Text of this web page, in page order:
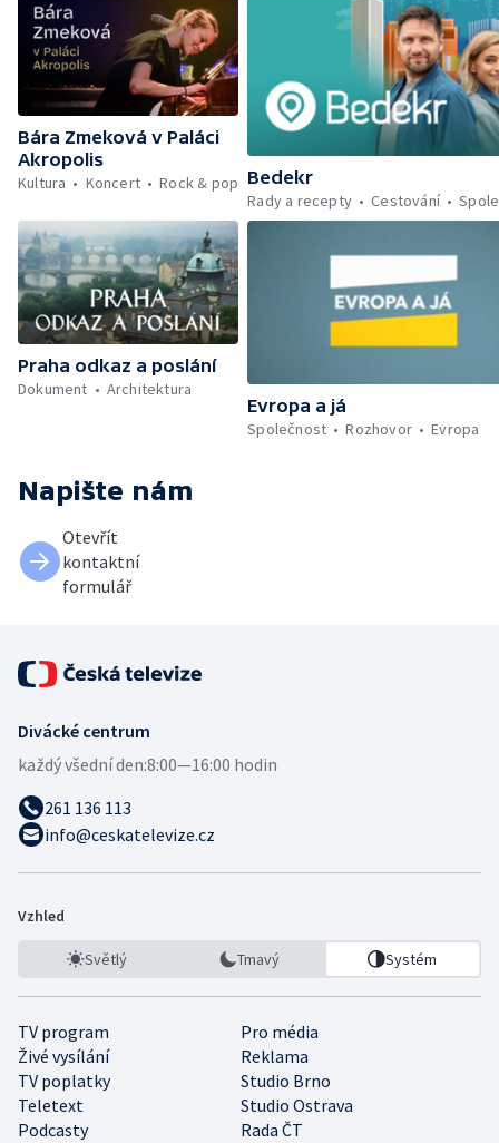
Bára Zmeková v Paláci
Akropolis
Kultura
Koncert Rock & pop Bedekr
Rady a recepty
Cestování
Praha odkaz a poslání
Dokument
Architektura
Evropa a já
Společnost
Rozhovor Evropa
Napište nám
Otevřít
kontaktní
formulář
Divácké centrum
každý všední den:8:00—16:00 hodin
261 136 113
info@ceskatelevize.cz
Vzhled
Světlý Tmavý Systém
TV program
Pro média
Živé vysílání
Reklama
TV poplatky
Studio Brno
Teletext
Studio Ostrava
Podcasty
Rada ČT